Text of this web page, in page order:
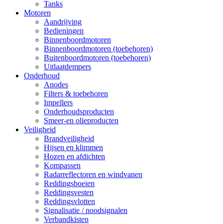
Tanks
Motoren
Aandrijving
Bedieningen
Binnenboordmotoren
Binnenboordmotoren (toebehoren)
Buitenboordmotoren (toebehoren)
Uitlaatdempers
Onderhoud
Anodes
Filters & toebehoren
Impellers
Onderhoudsproducten
Smeer-en olieproducten
Veiligheid
Brandveiligheid
Hijsen en klimmen
Hozen en afdichten
Kompassen
Radarreflectoren en windvanen
Reddingsboeien
Reddingsvesten
Reddingsvlotten
Signalisatie / noodsignalen
Verbandkisten